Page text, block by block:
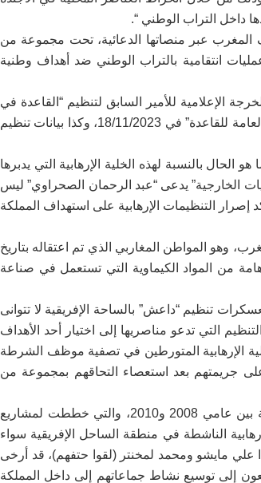
داخل التراب الوطني “.
المغرب عبر منصاتها الدعائية، تحت مجموعة من
انتقامية بالتراب الوطني ضد أهداف وطنية
الإعلامية للأمير السابق لتنظيم “القاعدة في
بلاد المغرب الإسلامي” عبد المالك دروكدل في 09/05/2007 وبيان “القيادة العامة للقاعدة” في 18/11/2023، وكذا بيانات تنظيم
بالنسبة لهذه الخلية الإرهابية التي يدبرها
الخارجية” يدعى “عبد الرحمان الصحراوي” ليس
إصرار التنظيمات الإرهابية على استهداف المملكة
وهو المواطن المغاربي الذي تم اعتقاله بتاريخ
هامة من المواد الكيماوية التي تستعمل في صناعة
تنظيم “داعش” بالساحة الإفريقية لا تتوانى
التي تدعو مناصريها إلى اختيار أحد الأهداف
الإرهابية المتورطين في تصفية موظف الشرطة
أنهم أقدموا على جريمتهم بعد استعصاء التحاقهم بمجموعة من
وقال إنه بغض النظر عن مجموعة أخرى من الخلايا التي تم تفكيكها خاصة بين عامي 2008 و2010، والتي خططت لمشاريع
الناشطة في منطقة الساحل الإفريقية سواء
علي مايشو ومحمد لمخنتر (لقوا حتفهم)، قد أرخى
إلى توسيع نشاط جماعاتهم إلى داخل المملكة